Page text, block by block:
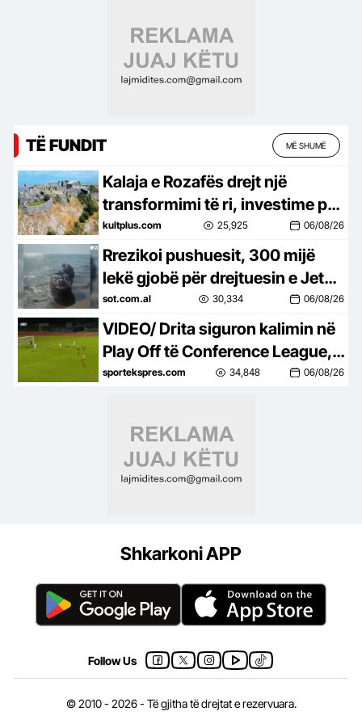
TË FUNDIT MË SHUMË
Kalaja e Rozafës drejt një
transformimi të ri, investime për
trashëgiminë dhe turizmin
kultplus.com 25,925 06/08/26
Rrezikoi pushuesit, 300 mijë
lekë gjobë për drejtuesin e Jet
Ski në Zvërnec
sot.com.al 30,334 06/08/26
VIDEO/ Drita siguron kalimin në
Play Off të Conference League, e
mbyll me një ndeshje takimin
sportekspres.com 34,848 06/08/26
Shkarkoni APP
Follow Us
© 2010 - 2026 - Të gjitha të drejtat e rezervuara.